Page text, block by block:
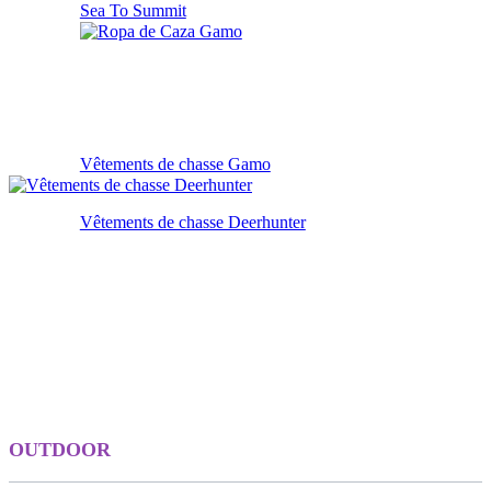
Sea To Summit
Vêtements de chasse Gamo
Vêtements de chasse Deerhunter
OUTDOOR